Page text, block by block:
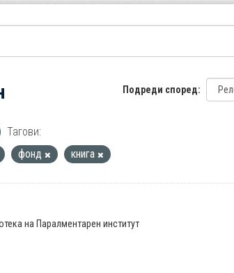
Подреди според
Тагови:
фонд книга
на Паралментарен институт